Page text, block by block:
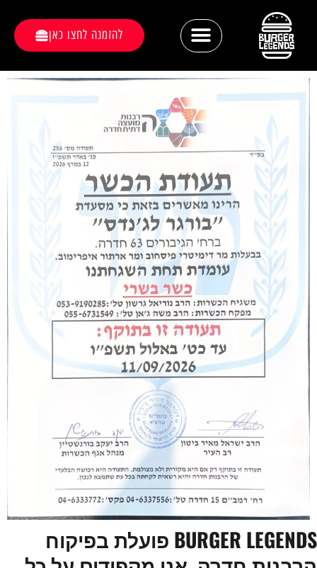
להזמנה לחצו כאן
BURGER LEGENDS פועלת בפיקוח